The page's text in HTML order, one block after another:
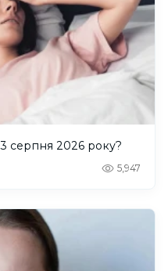
3 серпня 2026 року?
5,947